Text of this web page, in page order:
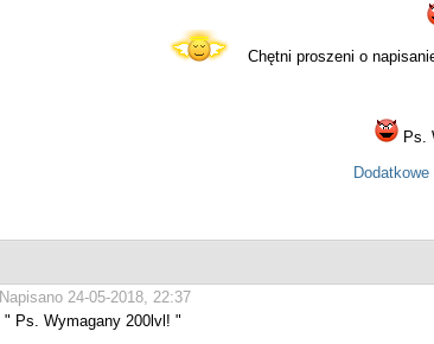
Chętni proszeni o
Ps.
Napisano 24-05-2018, 22:37
" Ps. Wymagany 200lvl! "